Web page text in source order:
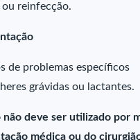
reinfecção.
de problemas específicos
grávidas ou lactantes.
não deve ser utilizado por
médica ou do